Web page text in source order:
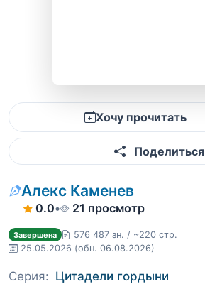
Хочу прочитать
Поделиться
Алекс Каменев
0.0• 21 просмотр
Завершена
576 487 зн. / ~220 стр.
25.05.2026 (обн. 06.08.2026)
Серия: Цитадели гордыни